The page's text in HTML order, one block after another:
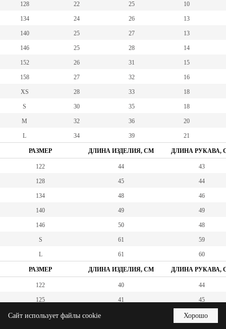
128 22 25 10
134 24 26 13
140 25 27 13
146 25 28 14
152 26 31 15
158 27 32 16
XS 28 33 18
S 30 35 18
M 32 36 20
L 34 39 21
РАЗМЕР ДЛИНА ИЗДЕЛИЯ, СМ ДЛИНА РУКАВА,
122 44 43
128 45 44
134 48 46
140 49 49
146 50 48
S 61 59
L 61 60
РАЗМЕР ДЛИНА ИЗДЕЛИЯ, СМ ДЛИНА РУКАВА,
122 40 44
125 41 45
134 49
Сайт использует файлы cookie Хорошо